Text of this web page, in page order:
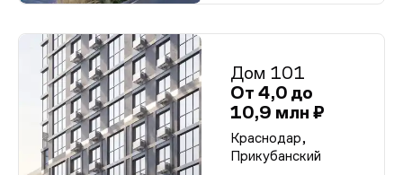
Дом 101
От 4,0 до
10,9 млн ₽
Краснодар,
Прикубанский